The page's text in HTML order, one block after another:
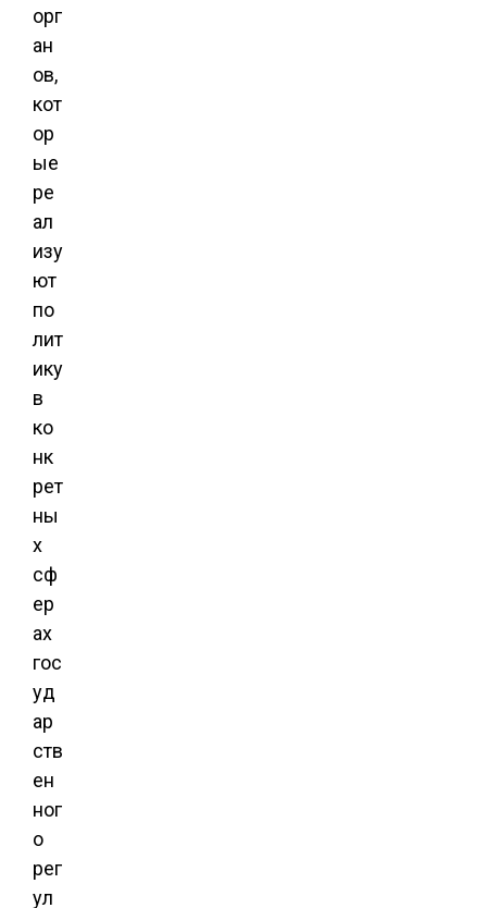
орг
ан
ов,
кот
ор
ые
ре
ал
изу
ют
по
лит
ику
в
ко
нк
рет
ны
х
сф
ер
ах
гос
уд
ар
ств
ен
ног
о
рег
ул